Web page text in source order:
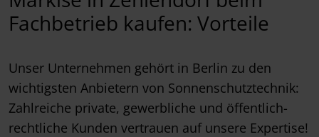
Fachbetrieb kaufen: Vorteile
Unser Unternehmen gehört in Berlin zu den
wichtigsten Anbietern von Sonnenschutztechnik:
Zahlreiche private, gewerbliche und öffentlich-
rechtliche Kunden vertrauen auf unsere Expertise!